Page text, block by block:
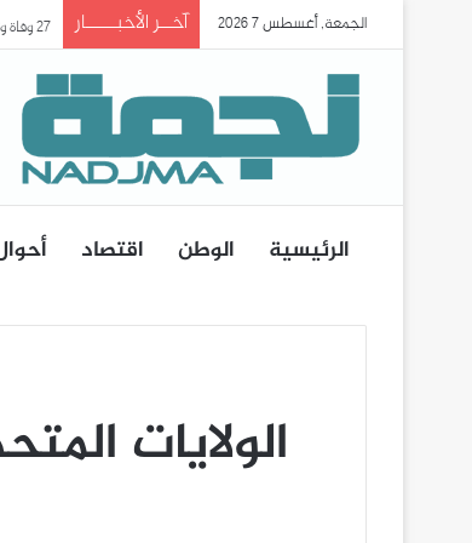
الجمعة, أغسطس 7 2026 آخــر الأخبـــــار 27 وفاة و42 جريحا في حادث انقلاب حافلة ببومرداس..
الرئيسية الوطن اقتصاد
الولايات